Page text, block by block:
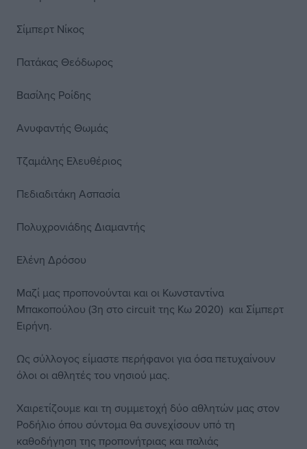
Σίμπερτ Νίκος
Πατάκας Θεόδωρος
Βασίλης Ροίδης
Ανυφαντής Θωμάς
Τζαμάλης Ελευθέριος
Πεδιαδιτάκη Ασπασία
Πολυχρονιάδης Διαμαντής
Ελένη Δρόσου
Μαζί μας προπονούνται και οι Κωνσταντίνα
Μπακοπούλου (3η στο circuit της Κω 2020) και Σίμπερτ
Ειρήνη.
Ως σύλλογος είμαστε περήφανοι για όσα πετυχαίνουν
όλοι οι αθλητές του νησιού μας.
Χαιρετίζουμε και τη συμμετοχή δύο αθλητών μας στον
Ροδήλιο όπου σύντομα θα συνεχίσουν υπό τη
καθοδήγηση της προπονήτριας και παλιάς